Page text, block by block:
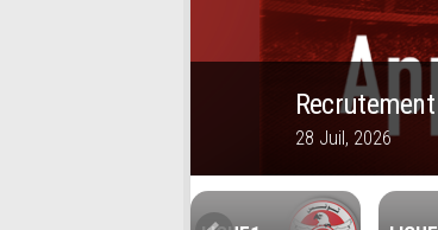
Recrutement de
28 Juil, 2026
1 2 3 4 5